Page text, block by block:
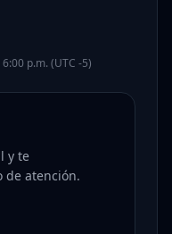
p.m. (UTC -5)
y te
de atención.